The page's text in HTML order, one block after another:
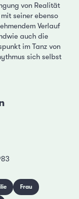
von Realität
seiner ebenso
Verlauf
auch die
im Tanz von
sich selbst
Frau